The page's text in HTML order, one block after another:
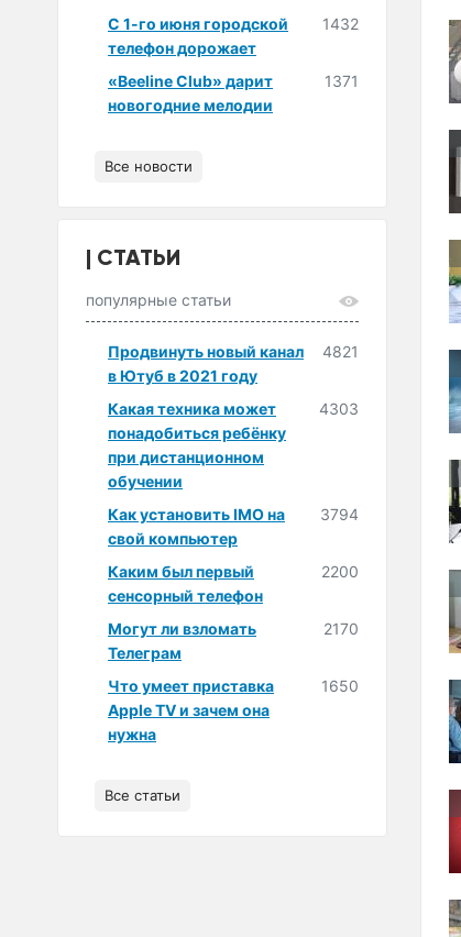
С 1-го июня городской
телефон дорожает
1432
«Beeline Club» дарит
новогодние мелодии
1371
Все новости
СТАТЬИ
популярные статьи
Продвинуть новый канал
в Ютуб в 2021 году
4821
Какая техника может
понадобиться ребёнку
при дистанционном
обучении
4303
Как установить IMO на
свой компьютер
3794
Каким был первый
сенсорный телефон
2200
Могут ли взломать
Телеграм
2170
Что умеет приставка
Apple TV и зачем она
нужна
1650
Все статьи